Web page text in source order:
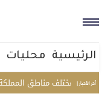
الرئيسية محليات
أخر الأخبار |